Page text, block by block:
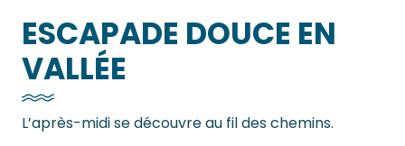
ESCAPADE DOUCE EN
VALLÉE
L’après-midi se découvre au fil des chemins.